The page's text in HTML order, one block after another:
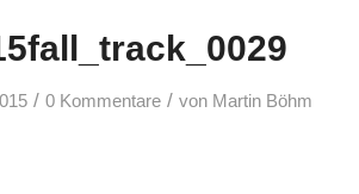
/ 0 Kommentare / von Martin Böhm